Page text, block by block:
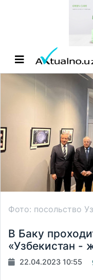
Фото: посольство
В Баку
«Узбекистан -
22.04.2023 10:55